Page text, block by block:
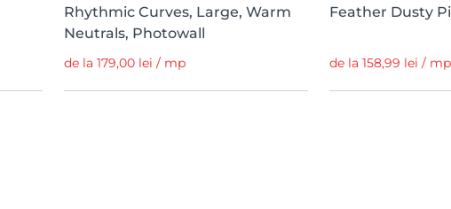
Rhythmic Curves, Large, Warm
Neutrals, Photowall
de la 179,00 lei / mp
Feather Dusty
de la 158,99 lei / mp